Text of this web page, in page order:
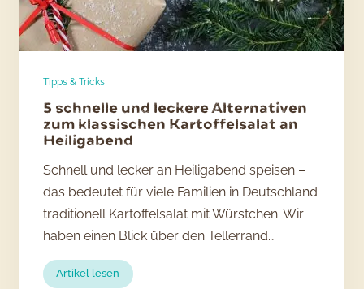
Tipps & Tricks
5 schnelle und leckere Alternativen
zum klassischen Kartoffelsalat an
Heiligabend
Schnell und lecker an Heiligabend speisen –
das bedeutet für viele Familien in Deutschland
traditionell Kartoffelsalat mit Würstchen. Wir
haben einen Blick über den Tellerrand…
Artikel lesen